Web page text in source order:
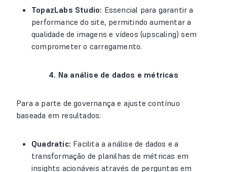
TopazLabs Studio: Essencial para garantir a
performance do site, permitindo aumentar a
qualidade de imagens e vídeos (upscaling) sem
comprometer o carregamento.
4. Na análise de dados e métricas
Para a parte de governança e ajuste contínuo
baseada em resultados:
Quadratic: Facilita a análise de dados e a
transformação de planilhas de métricas em
insights acionáveis através de perguntas em